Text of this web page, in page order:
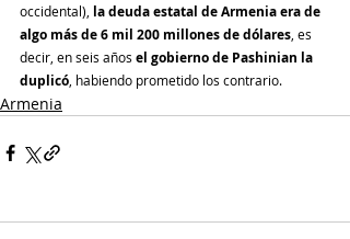
occidental), la deuda estatal de Armenia era de
algo más de 6 mil 200 millones de dólares, es
decir, en seis años el gobierno de Pashinian la
duplicó, habiendo prometido los contrario.
Armenia